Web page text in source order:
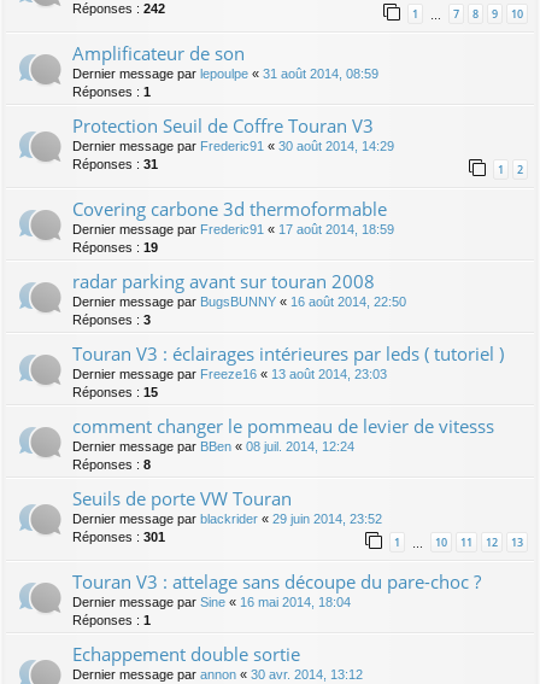
Réponses : 242 1 … 7 8 9 10
Amplificateur de son
Dernier message par lepoulpe « 31 août 2014, 08:59
Réponses : 1
Protection Seuil de Coffre Touran V3
Dernier message par Frederic91 « 30 août 2014, 14:29
Réponses : 31 1 2
Covering carbone 3d thermoformable
Dernier message par Frederic91 « 17 août 2014, 18:59
Réponses : 19
radar parking avant sur touran 2008
Dernier message par BugsBUNNY « 16 août 2014, 22:50
Réponses : 3
Touran V3 : éclairages intérieures par leds ( tutoriel )
Dernier message par Freeze16 « 13 août 2014, 23:03
Réponses : 15
comment changer le pommeau de levier de vitesss
Dernier message par BBen « 08 juil. 2014, 12:24
Réponses : 8
Seuils de porte VW Touran
Dernier message par blackrider « 29 juin 2014, 23:52
Réponses : 301 1 … 10 11 12 13
Touran V3 : attelage sans découpe du pare-choc ?
Dernier message par Sine « 16 mai 2014, 18:04
Réponses : 1
Echappement double sortie
Dernier message par annon « 30 avr. 2014, 13:12